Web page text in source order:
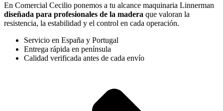
En Comercial Cecilio ponemos a tu alcance maquinaria Linnerman
diseñada para profesionales de la madera que valoran la
resistencia, la estabilidad y el control en cada operación.
Servicio en España y Portugal
Entrega rápida en península
Calidad verificada antes de cada envío